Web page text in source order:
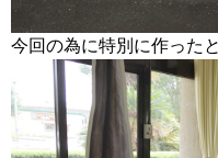
今回の為に特別に作った